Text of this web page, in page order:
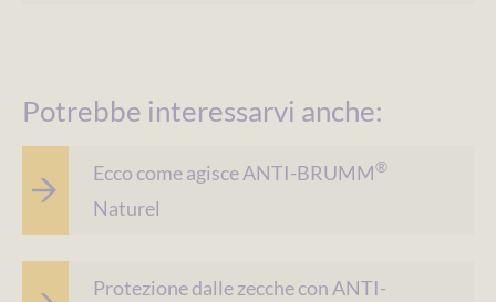
Potrebbe interessarvi anche:
Ecco come agisce ANTI-BRUMM®
Naturel
Protezione dalle zecche con ANTI-